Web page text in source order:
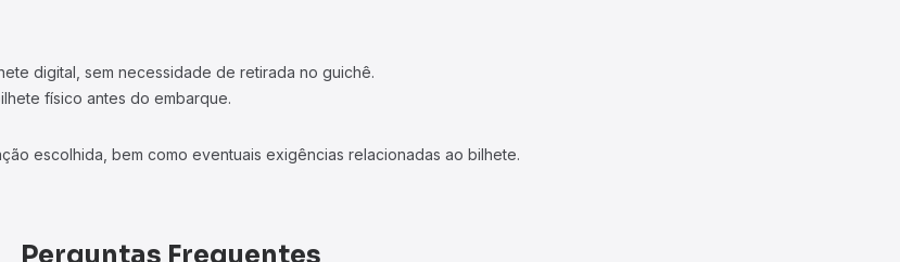
digital, sem necessidade de retirada no guichê.
físico antes do embarque.
escolhida, bem como eventuais exigências relacionadas ao bilhete.
Perguntas Frequentes